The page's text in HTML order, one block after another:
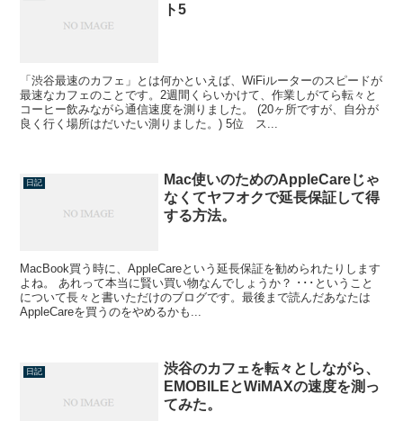
ト5
「渋谷最速のカフェ」とは何かといえば、WiFiルーターのスピードが
最速なカフェのことです。2週間くらいかけて、作業しがてら転々と
コーヒー飲みながら通信速度を測りました。 (20ヶ所ですが、自分が
良く行く場所はだいたい測りました。) 5位 ス...
日記
Mac使いのためのAppleCareじゃ
なくてヤフオクで延長保証して得
する方法。
MacBook買う時に、AppleCareという延長保証を勧められたりします
よね。 あれって本当に賢い買い物なんでしょうか？ ･･･ということ
について長々と書いただけのブログです。最後まで読んだあなたは
AppleCareを買うのをやめるかも...
日記
渋谷のカフェを転々としながら、
EMOBILEとWiMAXの速度を測っ
てみた。